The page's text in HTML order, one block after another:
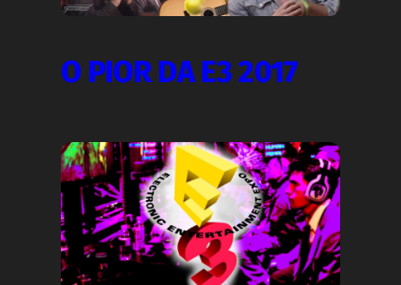
O PIOR DA E3 2017